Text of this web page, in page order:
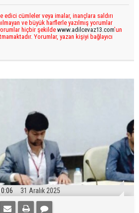
edici cümleler veya imalar, inançlara saldırı
ve büyük harflerle yazılmış yorumlar
hiçbir şekilde www.adilcevaz13.com’un
Yorumlar, yazan kişiyi bağlayıcı
31 Aralık 2025